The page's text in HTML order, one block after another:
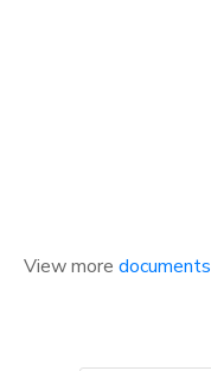
View more documents